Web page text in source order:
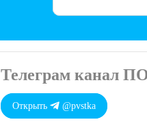
Телеграм канал
Открыть @pvstka